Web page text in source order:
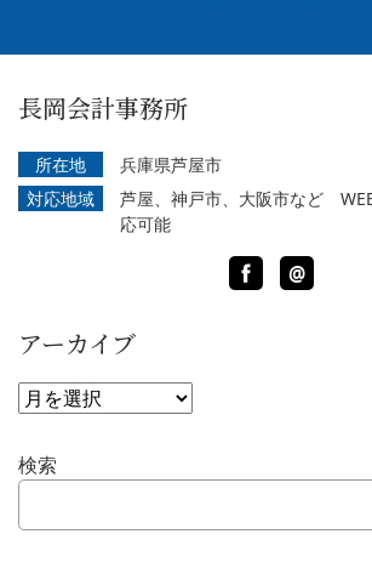
長岡会計事務所
所在地
兵庫県芦屋市
対応地域
芦屋、神戸市、大阪市など
応可能
Facebook
LINE
@
アーカイブ
ア
カ
イ
検索